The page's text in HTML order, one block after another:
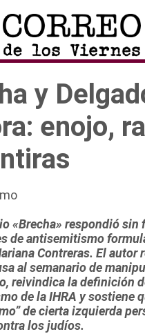
y
enojo,
«Brecha» respondió sin
de antisemitismo
Contreras. El autor
al semanario de
reivindica la definición
de la IHRA y sostiene
de cierta izquierda
los judíos.